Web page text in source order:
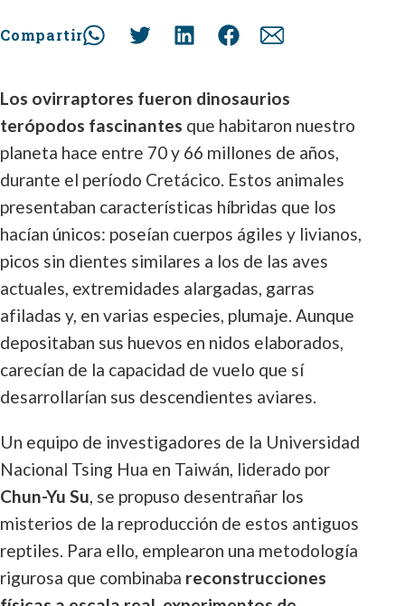
Compartir
Los ovirraptores fueron dinosaurios
terópodos fascinantes que habitaron nuestro
planeta hace entre 70 y 66 millones de años,
durante el período Cretácico. Estos animales
presentaban características híbridas que los
hacían únicos: poseían cuerpos ágiles y livianos,
picos sin dientes similares a los de las aves
actuales, extremidades alargadas, garras
afiladas y, en varias especies, plumaje. Aunque
depositaban sus huevos en nidos elaborados,
carecían de la capacidad de vuelo que sí
desarrollarían sus descendientes aviares.
Un equipo de investigadores de la Universidad
Nacional Tsing Hua en Taiwán, liderado por
Chun-Yu Su, se propuso desentrañar los
misterios de la reproducción de estos antiguos
reptiles. Para ello, emplearon una metodología
rigurosa que combinaba reconstrucciones